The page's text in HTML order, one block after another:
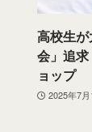
高校生
会」追
ョップ
2025年7月